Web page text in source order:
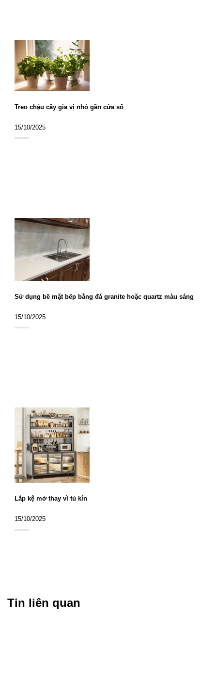
Treo chậu cây gia vị nhỏ gần cửa sổ
15/10/2025
Sử dụng bề mặt bếp bằng đá granite hoặc quartz màu sáng
15/10/2025
Lắp kệ mở thay vì tủ kín
15/10/2025
Tin liên quan